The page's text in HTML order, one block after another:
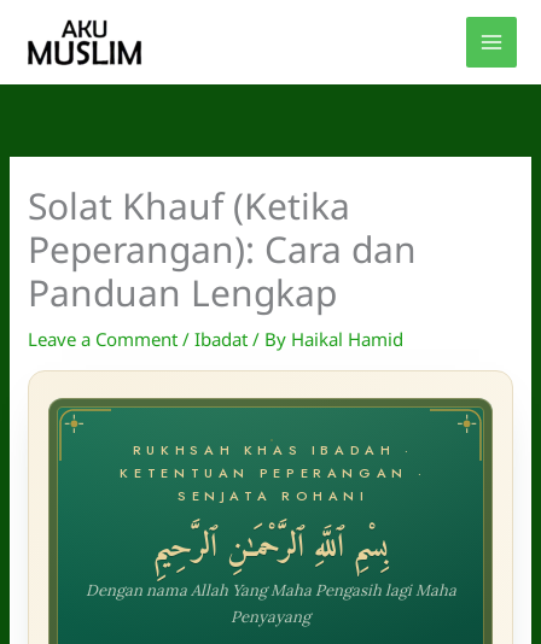
Solat Khauf (Ketika
Peperangan): Cara dan
Panduan Lengkap
Leave a Comment /Ibadat / By Haikal Hamid
RUKHSAH KHAS IBADAH ·
KETENTUAN PEPERANGAN ·
SENJATA ROHANI
بِسْمِ ٱللَّهِ ٱلرَّحْمَـٰنِ ٱلرَّحِيمِ
Dengan nama Allah Yang Maha Pengasih lagi Maha
Penyayang